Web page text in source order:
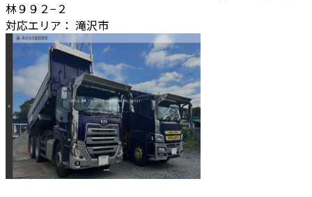
林９９２−２
対応エリア： 滝沢市